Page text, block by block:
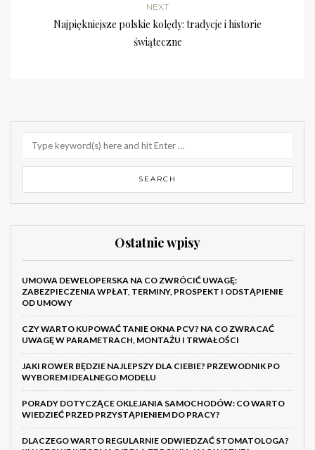
NEXT
Najpiękniejsze polskie kolędy: tradycje i historie
świąteczne
Ostatnie wpisy
UMOWA DEWELOPERSKA NA CO ZWRÓCIĆ UWAGĘ:
ZABEZPIECZENIA WPŁAT, TERMINY, PROSPEKT I ODSTĄPIENIE
OD UMOWY
CZY WARTO KUPOWAĆ TANIE OKNA PCV? NA CO ZWRACAĆ
UWAGĘ W PARAMETRACH, MONTAŻU I TRWAŁOŚCI
JAKI ROWER BĘDZIE NAJLEPSZY DLA CIEBIE? PRZEWODNIK PO
WYBOREM IDEALNEGO MODELU
PORADY DOTYCZĄCE OKLEJANIA SAMOCHODÓW: CO WARTO
WIEDZIEĆ PRZED PRZYSTĄPIENIEM DO PRACY?
DLACZEGO WARTO REGULARNIE ODWIEDZAĆ STOMATOLOGA?